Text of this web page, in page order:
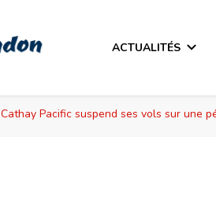
ACTUALITÉS
Cathay Pacific suspend ses vols sur une